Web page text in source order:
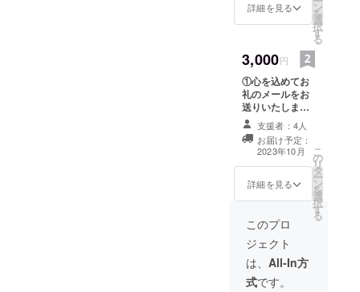
寄せ書きをメー
詳細を見る ン
を
選
択
す
る
3,000円
①心を込めてお
礼のメールをお
送りいたしま
す。 ②メンバー
個人ごとの感想
や今後のやりた
いことをまとめ
たメッセージの
寄せ書きをメー
終了後、ZOOM
にて30分ほどの
オンライン交流
会（後日日程調
節を行います）
支援者：4人
お届け予定：
2023年10月
詳細を見る
こ
の
リ
タ
ー
ン
を
選
択
す
る
このプロ
ジェクト
は、 All-In方
式です。